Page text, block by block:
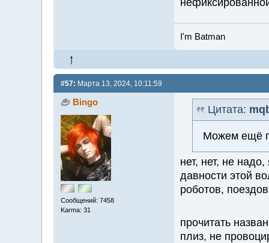
I'm Batman
#57: Марта 13, 2024, 10:11:59
Bingo
Сообщений: 7458
Karma: 31
Цитата:
Можем ещё
нет, нет, не
давности этой
роботов,
прочитать
плиз, не